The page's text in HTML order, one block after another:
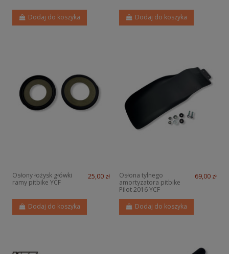
Dodaj do koszyka Dodaj do koszyka
Osłony łożysk główki
ramy pitbike YCF
25,00 zł
Dodaj do koszyka
Osłona tylnego
amortyzatora pitbike
Pilot 2016 YCF
69,00 zł
Dodaj do koszyka